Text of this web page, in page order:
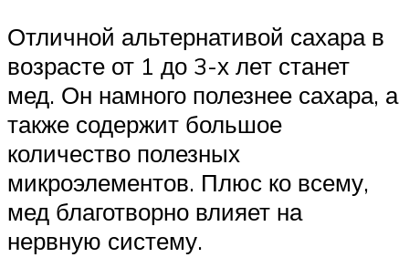
Отличной альтернативой сахара в
возрасте от 1 до 3-х лет станет
мед. Он намного полезнее сахара, а
также содержит большое
количество полезных
микроэлементов. Плюс ко всему,
мед благотворно влияет на
нервную систему.